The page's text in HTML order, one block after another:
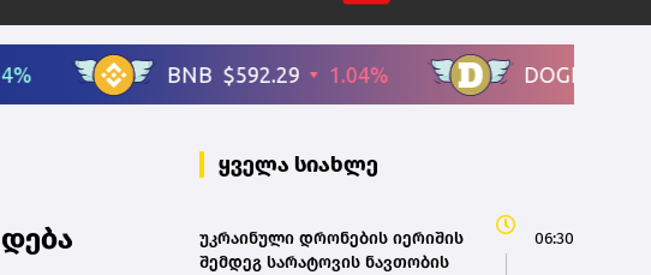
ყველა სიახლე
უკრაინული დრონების იერიშის
შემდეგ სარატოვის ნავთობის
06:30